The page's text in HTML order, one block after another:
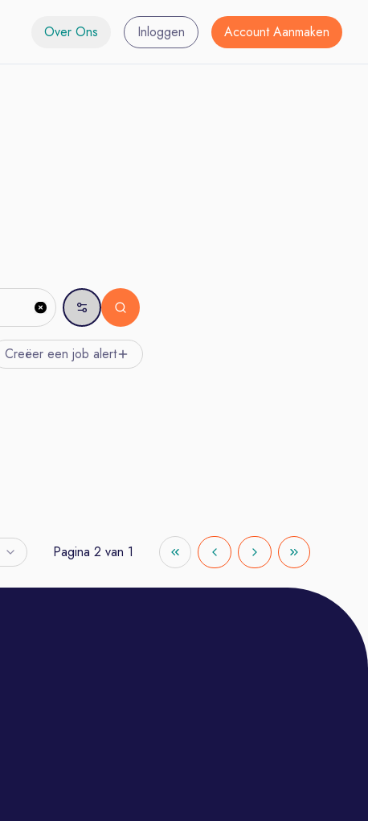
Over Ons Inloggen Account Aanmaken
Creëer een job alert
Pagina 2 van 1